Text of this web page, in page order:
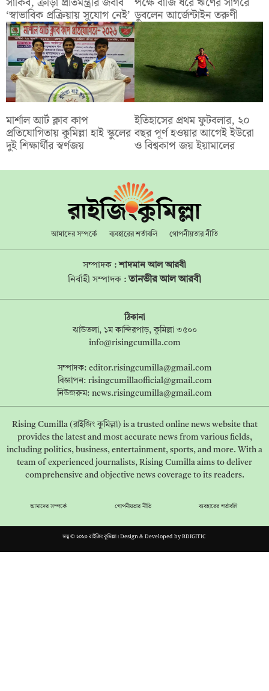
‘স্বাভাবিক প্রক্রিয়ায় সুযোগ নেই’ ডুবলেন আর্জেন্টাইন তরুণী
মার্শাল আর্ট ক্লাব কাপ
প্রতিযোগিতায় কুমিল্লা হাই স্কুলের
দুই শিক্ষার্থীর স্বর্ণজয়
ইতিহাসের প্রথম ফুটবলার, ২০
বছর পূর্ণ হওয়ার আগেই ইউরো
ও বিশ্বকাপ জয় ইয়ামালের
আমাদের সম্পর্কে ব্যবহারের শর্তাবলি গোপনীয়তার নীতি
সম্পাদক :শাদমান আল আরবী
নির্বাহী সম্পাদক : তানভীর আল আরবী
ঠিকানা
ঝাউতলা, ১ম কান্দিরপাড়, কুমিল্লা ৩৫০০
info@risingcumilla.com
সম্পাদক: editor.risingcumilla@gmail.com
বিজ্ঞাপন: risingcumillaofficial@gmail.com
নিউজরুম: news.risingcumilla@gmail.com
Rising Cumilla (রাইজিং কুমিল্লা) is a trusted online news website that
provides the latest and most accurate news from various fields,
including politics, business, entertainment, sports, and more. With a
team of experienced journalists, Rising Cumilla aims to deliver
comprehensive and objective news coverage to its readers.
আমাদের সম্পর্কে গোপনীয়তার নীতি ব্যবহারের শর্তাবলি
স্বত্ব © ২০২৩ রাইজিং কুমিল্লা। Design & Developed byBDIGITIC